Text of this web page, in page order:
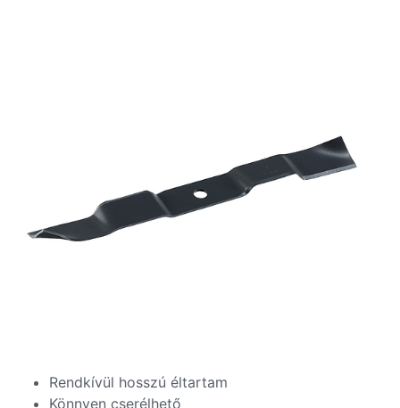
Rendkívül hosszú éltartam
Könnyen cserélhető